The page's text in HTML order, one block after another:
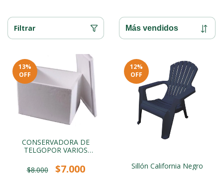
Filtrar
13%
OFF
CONSERVADORA DE
TELGOPOR VARIOS
$8.000
$7.000
12%
OFF
Sillón California Negro